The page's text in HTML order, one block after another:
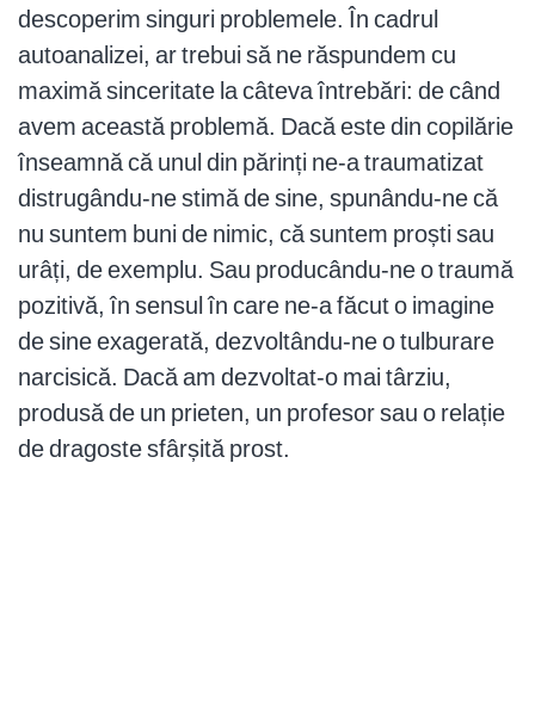
descoperim singuri problemele. În cadrul
autoanalizei, ar trebui să ne răspundem cu
maximă sinceritate la câteva întrebări: de când
avem această problemă. Dacă este din copilărie
înseamnă că unul din părinți ne-a traumatizat
distrugându-ne stimă de sine, spunându-ne că
nu suntem buni de nimic, că suntem proști sau
urâți, de exemplu. Sau producându-ne o traumă
pozitivă, în sensul în care ne-a făcut o imagine
de sine exagerată, dezvoltându-ne o tulburare
narcisică. Dacă am dezvoltat-o mai târziu,
produsă de un prieten, un profesor sau o relație
de dragoste sfârșită prost.